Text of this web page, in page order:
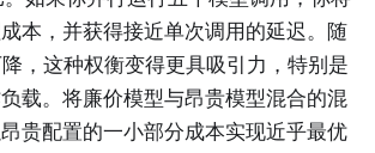
本，并获得接近单次调用的延迟。随
，这种权衡变得更具吸引力，特别是
载。将廉价模型与昂贵模型混合的混
贵配置的一小部分成本实现近乎最优